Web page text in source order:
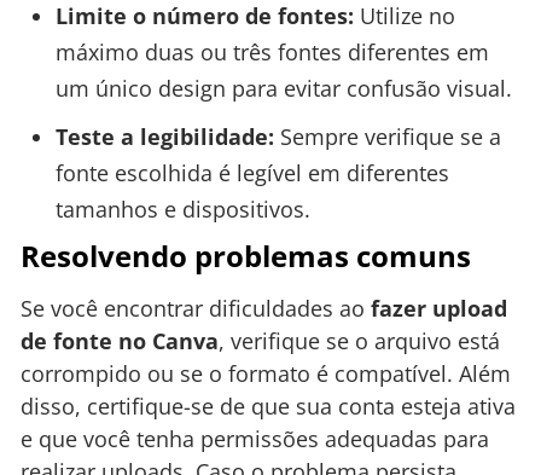
Limite o número de fontes: Utilize no
máximo duas ou três fontes diferentes em
um único design para evitar confusão visual.
Teste a legibilidade: Sempre verifique se a
fonte escolhida é legível em diferentes
tamanhos e dispositivos.
Resolvendo problemas comuns
Se você encontrar dificuldades ao fazer upload
de fonte no Canva, verifique se o arquivo está
corrompido ou se o formato é compatível. Além
disso, certifique-se de que sua conta esteja ativa
e que você tenha permissões adequadas para